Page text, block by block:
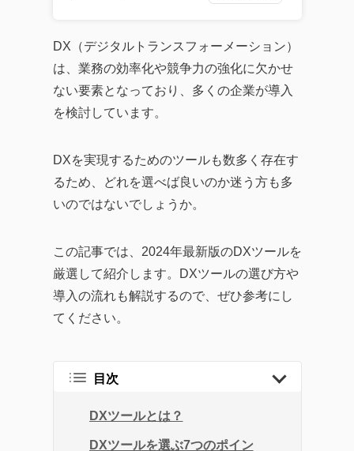
トレンドから、AI・DXツ
ールの効果的な活用法、
企業のITガバナンスの強
化、業務効率化やDX化を
供しています。
企業が直面する課題の解
決策として効率的なツー
生産性の向上に繋がる実
践的な情報をお届けする
ことを目指します。
DX（デジタルトランスフォーメーション）
は、業務の効率化や競争力の強化に欠かせ
ない要素となっており、多くの企業が導入
を検討しています。
DXを実現するためのツールも数多く存在す
るため、どれを選べば良いのか迷う方も多
いのではないでしょうか。
この記事では、2024年最新版のDXツールを
厳選して紹介します。DXツールの選び方や
導入の流れも解説するので、ぜひ参考にし
てください。
目次
DXツールとは？
DXツールを選ぶ7つのポイン